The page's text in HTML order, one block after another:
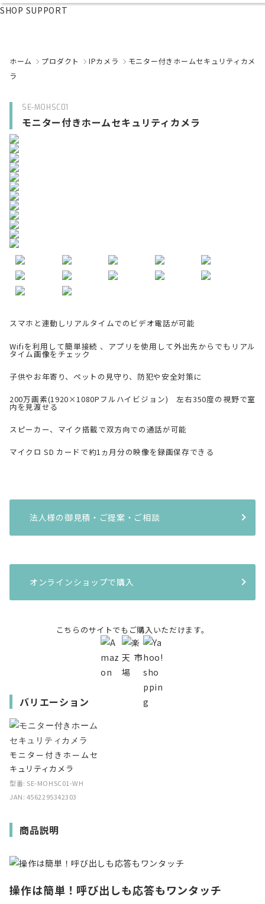
SHOP SUPPORT
ホーム プロダクト IPカメラ
モニター付きホームセキュリティカメ
ラ
SE-MOHSC01
モニター付きホームセキュリティカメラ
スマホと連動しリアルタイムでのビデオ電話が可能
Wifiを利用して簡単接続 、アプリを使用して外出先からでもリアル
タイム画像をチェック
子供やお年寄り、ペットの見守り、防犯や安全対策に
200万画素(1920×1080Pフルハイビジョン) 左右350度の視野で室
内を見渡せる
スピーカー、マイク搭載で双方向での通話が可能
マイクロ SD カードで約1ヵ月分の映像を録画保存できる
法人様の御見積・ご提案・ご相談
オンラインショップで購入
こちらのサイトでもご購入いただけます。
バリエーション
モニター付きホームセ
キュリティカメラ
型番: SE-MOHSC01-WH
JAN: 4562295342303
商品説明
操作は簡単！呼び出しも応答もワンタッチ